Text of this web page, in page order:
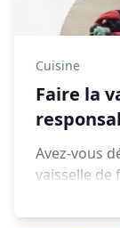
Cuisine
Faire la
Avez-vous
vaisselle de
forcément,
simples à